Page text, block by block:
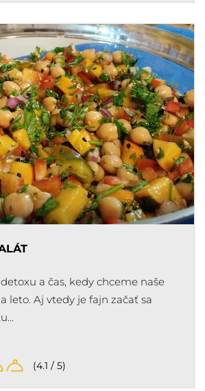
a čas, kedy chceme naše
leto. Aj vtedy je fajn začať sa
(4.1 / 5)